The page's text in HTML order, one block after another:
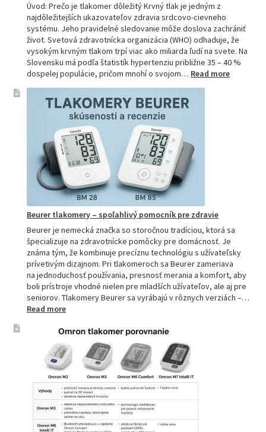
Úvod: Prečo je tlakomer dôležitý Krvný tlak je jedným z
najdôležitejších ukazovateľov zdravia srdcovo-cievneho
systému. Jeho pravidelné sledovanie môže doslova zachrániť
život. Svetová zdravotnícka organizácia (WHO) odhaduje, že
vysokým krvným tlakom trpí viac ako miliarda ľudí na svete. Na
Slovensku má podľa štatistík hypertenziu približne 35 – 40 %
dospelej populácie, pričom mnohí o svojom… Read more:
Beurer tlakomery – spoľahlivý pomocník pre zdravie
Beurer je nemecká značka so storočnou tradíciou, ktorá sa
špecializuje na zdravotnícke pomôcky pre domácnosť. Je
známa tým, že kombinuje precíznu technológiu s užívateľsky
prívetivým dizajnom. Pri tlakomeroch sa Beurer zameriava
na jednoduchosť používania, presnosť merania a komfort, aby
boli prístroje vhodné nielen pre mladších užívateľov, ale aj pre
seniorov. Tlakomery Beurer sa vyrábajú v rôznych verziách –…
Read more:
tlakomery
spoľahlivý
pomocník
pre
zdravie